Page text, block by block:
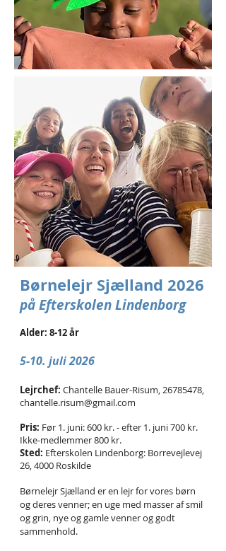
Børnelejr Sjælland 2026
på Efterskolen Lindenborg
Alder: 8-12 år
5-10. juli 2026
Lejrchef: Chantelle Bauer-Risum,26785478,
chantelle.risum@gmail.com
Pris: Før 1. juni: 600 kr. - efter 1. juni 700 kr.
Ikke-medlemmer 800 kr.
Sted: Efterskolen Lindenborg: Borrevejlevej
26, 4000 Roskilde
Børnelejr Sjælland er en lejr for vores børn
og deres venner; en uge med masser af smil
og grin, nye og gamle venner og godt
sammenhold.